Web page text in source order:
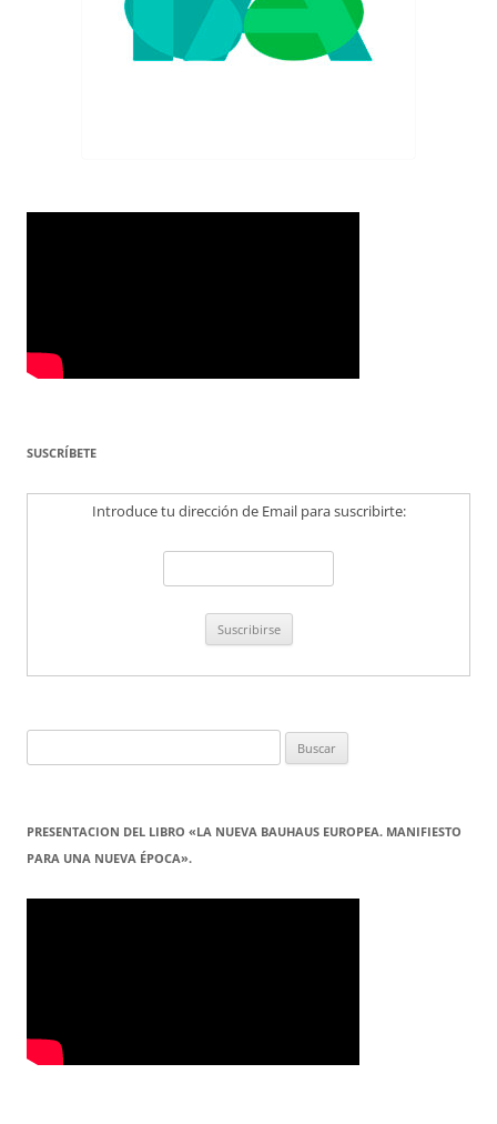
SUSCRÍBETE
Introduce tu dirección de Email para suscribirte:
PRESENTACION DEL LIBRO «LA NUEVA BAUHAUS EUROPEA. MANIFIESTO
PARA UNA NUEVA ÉPOCA».